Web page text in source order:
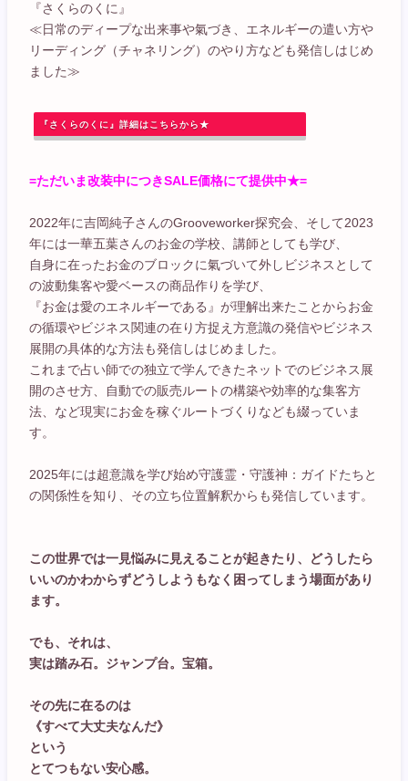
『さくらのくに』
≪日常のディープな出来事や氣づき、エネルギーの遣い方や
リーディング（チャネリング）のやり方なども発信しはじめ
ました≫
『さくらのくに』詳細はこちらから★
=ただいま改装中につきSALE価格にて提供中★=
2022年に吉岡純子さんのGrooveworker探究会、そして2023
年には一華五葉さんのお金の学校、講師としても学び、
自身に在ったお金のブロックに氣づいて外しビジネスとして
の波動集客や愛ベースの商品作りを学び、
『お金は愛のエネルギーである』が理解出来たことからお金
の循環やビジネス関連の在り方捉え方意識の発信やビジネス
展開の具体的な方法も発信しはじめました。
これまで占い師での独立で学んできたネットでのビジネス展
開のさせ方、自動での販売ルートの構築や効率的な集客方
法、など現実にお金を稼ぐルートづくりなども綴っていま
す。
2025年には超意識を学び始め守護霊・守護神：ガイドたちと
の関係性を知り、その立ち位置解釈からも発信しています。
この世界では一見悩みに見えることが起きたり、どうしたら
いいのかわからずどうしようもなく困ってしまう場面があり
ます。
でも、それは、
実は踏み石。ジャンプ台。宝箱。
その先に在るのは
《すべて大丈夫なんだ》
という
とてつもない安心感。